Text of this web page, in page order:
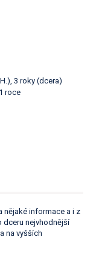
3 roky (dcera)
roce
nějaké informace a i z
dceru nejvhodnější
na vyšších